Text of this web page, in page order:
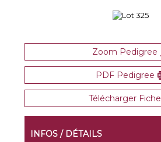
Zoom Pedigree
PDF Pedigree
Télécharger Fiche
INFOS / DÉTAILS